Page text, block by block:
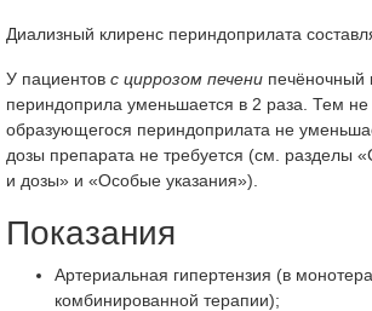
Диализный клиренс периндоприлата
У пациентов с циррозом печени печёночный
периндоприла уменьшается в 2 раза. Тем не
образующегося периндоприлата не
дозы препарата не требуется (см. разделы
и дозы» и «Особые указания»).
Показания
Артериальная гипертензия (в
комбинированной терапии);